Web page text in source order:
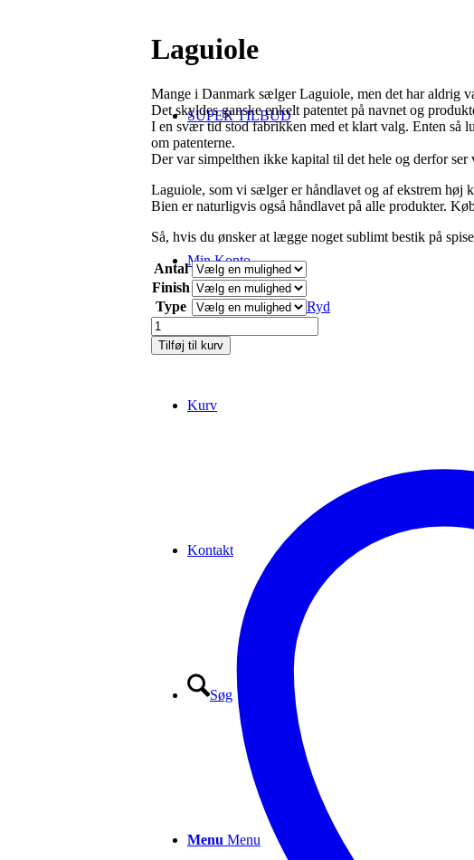
SUPER TILBUD
Min Konto
Kurv
Kontakt
Søg
Menu Menu
Laguiole
Mange i Danmark sælger Laguiole, men det har aldrig
Det skyldes ganske enkelt patentet på navnet og
I en svær tid stod fabrikken med et klart valg. Enten så
om patenterne.
Der var simpelthen ikke kapital til det hele og derfor
Laguiole, som vi sælger er håndlavet og af ekstrem høj
Bien er naturligvis også håndlavet på alle produkter.
Så, hvis du ønsker at lægge noget sublimt bestik på
Antal
Finish
Type
Ryd
Laguiole
antal
Tilføj til kurv